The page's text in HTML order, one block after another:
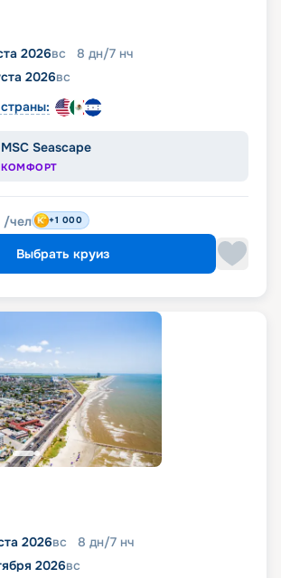
2026вс 8 дн/7 нч
2026вс
MSC Seascape
КОМФОРТ
/чел +1 000
Выбрать круиз
2026вс 8 дн/7 нч
2026вс